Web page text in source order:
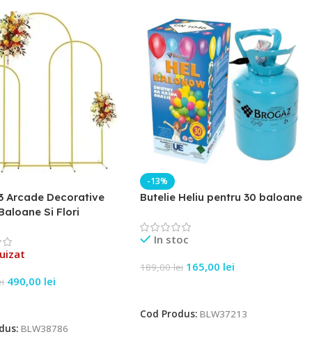
Arcade Decorative
Si Flori
490,00 lei
BLW38786
-13%
Butelie Heliu pentru 30 baloane
In stoc
189,00lei 165,00 lei
Cod Produs: BLW37213